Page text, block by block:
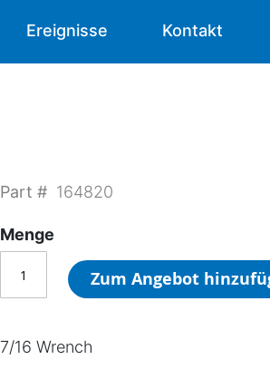
Ereignisse Kontakt
Part # 164820
Menge
Zum Angebot
7/16 Wrench